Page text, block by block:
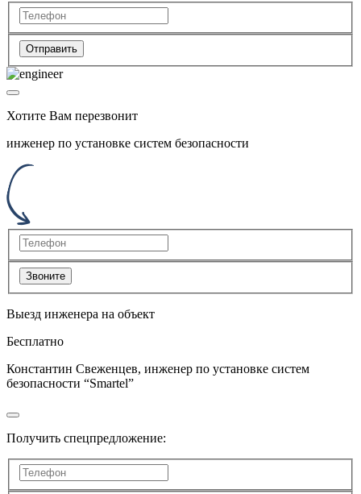
Отправить
Хотите Вам перезвонит
инженер по установке систем безопасности
Звоните
Выезд инженера на объект
Бесплатно
Константин Свеженцев, инженер по установке систем
безопасности “Smartel”
Получить спецпредложение: